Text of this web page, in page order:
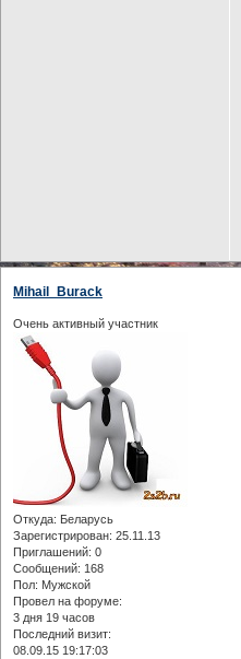
Mihail_Burack
Очень активный участник
Откуда: Беларусь
Зарегистрирован: 25.11.13
Приглашений: 0
Сообщений: 168
Пол: Мужской
Провел на форуме:
3 дня 19 часов
Последний визит:
08.09.15 19:17:03